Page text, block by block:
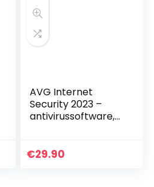
AVG Internet
Security 2023 –
antivirussoftware,
aanpasbare
€29.90